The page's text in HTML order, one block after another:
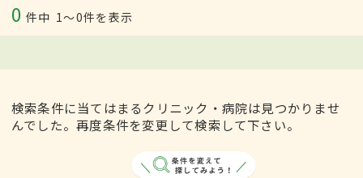
0 件中 1〜0件を表示
検索条件に当てはまるクリニック・病院は見つかりませ
んでした。再度条件を変更して検索して下さい。